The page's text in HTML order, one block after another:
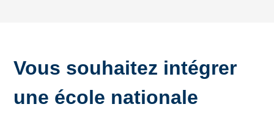
Vous souhaitez intégrer
une école nationale